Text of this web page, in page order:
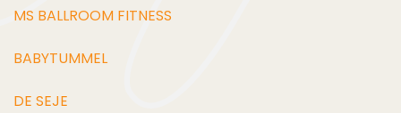
MS BALLROOM FITNESS
BABYTUMMEL
DE SEJE